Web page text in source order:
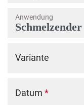
Anwendung
Variante
Datum *